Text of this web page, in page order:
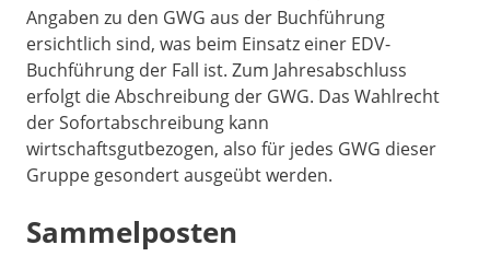
Angaben zu den GWG aus der Buchführung
ersichtlich sind, was beim Einsatz einer EDV-
Buchführung der Fall ist. Zum Jahresabschluss
erfolgt die Abschreibung der GWG. Das Wahlrecht
der Sofortabschreibung kann
wirtschaftsgutbezogen, also für jedes GWG dieser
Gruppe gesondert ausgeübt werden.
Sammelposten